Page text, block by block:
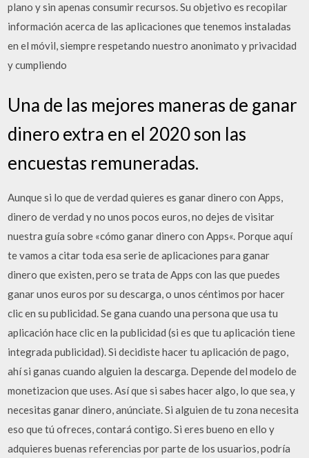
plano y sin apenas consumir recursos. Su objetivo es recopilar
información acerca de las aplicaciones que tenemos instaladas
en el móvil, siempre respetando nuestro anonimato y privacidad
y cumpliendo
Una de las mejores maneras de ganar
dinero extra en el 2020 son las
encuestas remuneradas.
Aunque si lo que de verdad quieres es ganar dinero con Apps,
dinero de verdad y no unos pocos euros, no dejes de visitar
nuestra guía sobre «cómo ganar dinero con Apps«. Porque aquí
te vamos a citar toda esa serie de aplicaciones para ganar
dinero que existen, pero se trata de Apps con las que puedes
ganar unos euros por su descarga, o unos céntimos por hacer
clic en su publicidad. Se gana cuando una persona que usa tu
aplicación hace clic en la publicidad (si es que tu aplicación tiene
integrada publicidad). Si decidiste hacer tu aplicación de pago,
ahí si ganas cuando alguien la descarga. Depende del modelo de
monetizacion que uses. Así que si sabes hacer algo, lo que sea, y
necesitas ganar dinero, anúnciate. Si alguien de tu zona necesita
eso que tú ofreces, contará contigo. Si eres bueno en ello y
adquieres buenas referencias por parte de los usuarios, podría